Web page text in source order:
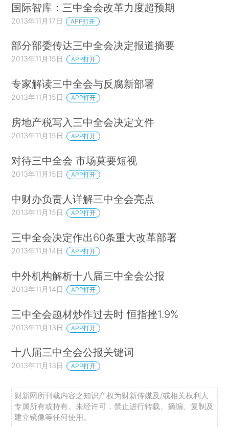
国际智库：三中全会改革力度超预期
2013年11月17日 APP打开
部分部委传达三中全会决定报道摘要
2013年11月15日 APP打开
专家解读三中全会与反腐新部署
2013年11月15日 APP打开
房地产税写入三中全会决定文件
2013年11月15日 APP打开
对待三中全会 市场莫要短视
2013年11月15日 APP打开
中财办负责人详解三中全会亮点
2013年11月15日 APP打开
三中全会决定作出60条重大改革部署
2013年11月14日 APP打开
中外机构解析十八届三中全会公报
2013年11月14日 APP打开
三中全会题材炒作过去时 恒指挫1.9%
2013年11月13日 APP打开
十八届三中全会公报关键词
2013年11月13日 APP打开
财新网所刊载内容之知识产权为财新传媒及/或相关权利人
专属所有或持有。未经许可，禁止进行转载、摘编、复制及
建立镜像等任何使用。